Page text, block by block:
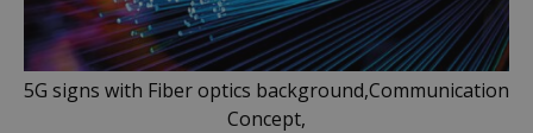
5G signs with Fiber optics background,Communication
Concept,